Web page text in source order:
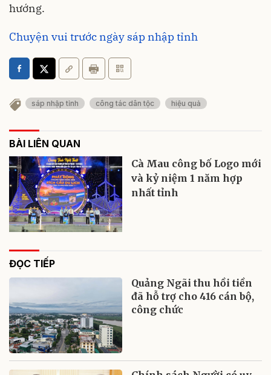
hướng.
Chuyện vui trước ngày sáp nhập tỉnh
sáp nhập tỉnh công tác dân tộc hiệu quả
BÀI LIÊN QUAN
Cà Mau công bố Logo mới
và kỷ niệm 1 năm hợp
nhất tỉnh
ĐỌC TIẾP
Quảng Ngãi thu hồi tiền
đã hỗ trợ cho 416 cán bộ,
công chức